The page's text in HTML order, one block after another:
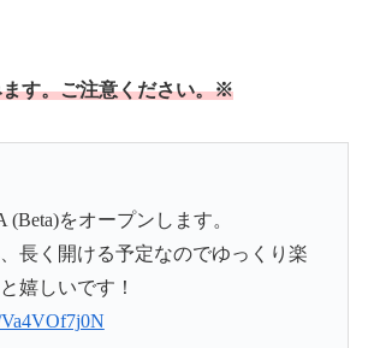
す。ご注意ください。※
(Beta)をオープンします。
長く開ける予定なのでゆっくり楽
嬉しいです！